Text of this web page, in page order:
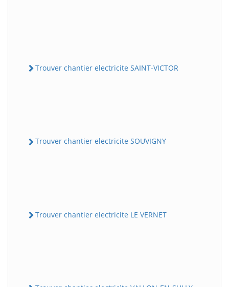
Trouver chantier electricite SAINT-VICTOR
Trouver chantier electricite SOUVIGNY
Trouver chantier electricite LE VERNET